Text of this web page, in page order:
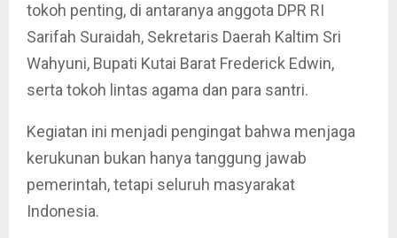
tokoh penting, di antaranya anggota DPR RI
Sarifah Suraidah, Sekretaris Daerah Kaltim Sri
Wahyuni, Bupati Kutai Barat Frederick Edwin,
serta tokoh lintas agama dan para santri.
Kegiatan ini menjadi pengingat bahwa menjaga
kerukunan bukan hanya tanggung jawab
pemerintah, tetapi seluruh masyarakat
Indonesia.